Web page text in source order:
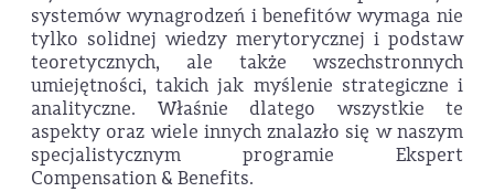
systemów wynagrodzeń i benefitów wymaga nie
tylko solidnej wiedzy merytorycznej i podstaw
teoretycznych, ale także wszechstronnych
umiejętności, takich jak myślenie strategiczne i
analityczne. Właśnie dlatego wszystkie te
aspekty oraz wiele innych znalazło się w naszym
specjalistycznym programie Ekspert
Compensation & Benefits.